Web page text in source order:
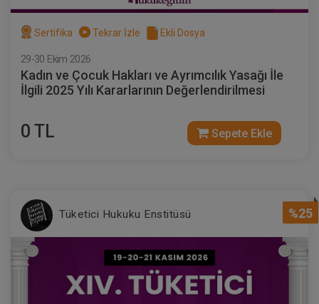
Sertifika Tekrar İzle Ekli Dosya
29-30 Ekim 2026
Kadın ve Çocuk Hakları ve Ayrımcılık Yasağı İle
İlgili 2025 Yılı Kararlarının Değerlendirilmesi
0 TL Sepete Ekle
%25
Tüketici Hukuku Enstitüsü